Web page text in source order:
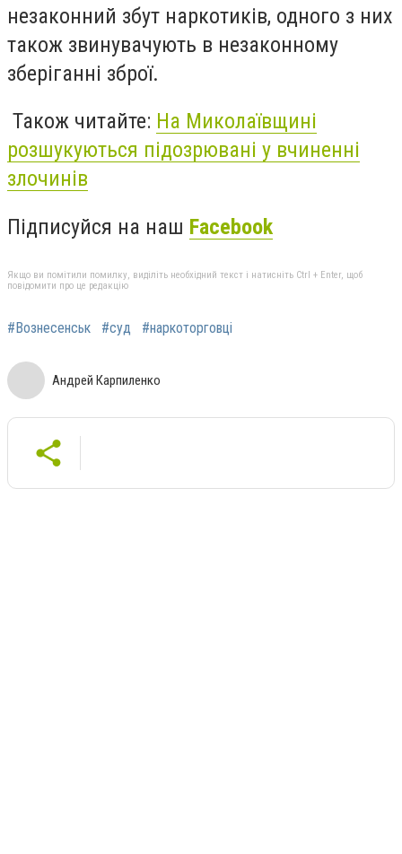
незаконний збут наркотиків, одного з них
також звинувачують в незаконному
зберіганні зброї.
Також читайте: На Миколаївщині
розшукуються підозрювані у вчиненні
злочинів
Підписуйся на наш Facebook
Якщо ви помітили помилку, виділіть необхідний текст і натисніть Ctrl + Enter, щоб
повідомити про це редакцію
#Вознесенськ #суд #наркоторговці
Андрей Карпиленко